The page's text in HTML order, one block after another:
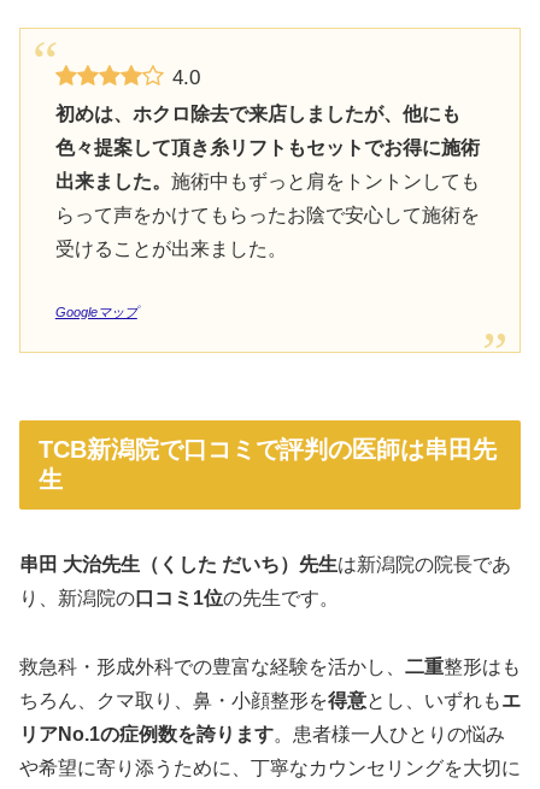
4.0
初めは、ホクロ除去で来店しましたが、他にも
色々提案して頂き糸リフトもセットでお得に施術
出来ました。 施術中もずっと肩をトントンしても
らって声をかけてもらったお陰で安心して施術を
受けることが出来ました。
Googleマップ
TCB新潟院で口コミで評判の医師は串田先
生
串田 大治先生（くした だいち）先生は新潟院の院長であ
り、新潟院の口コミ1位の先生です。
救急科・形成外科での豊富な経験を活かし、 二重整形はも
ちろん、クマ取り、鼻・小顔整形を得意とし、いずれもエ
リアNo.1の症例数を誇ります。患者様一人ひとりの悩み
や希望に寄り添うために、丁寧なカウンセリングを大切に